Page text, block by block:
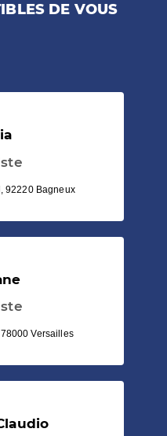
DE VOUS
92220 Bagneux
Versailles